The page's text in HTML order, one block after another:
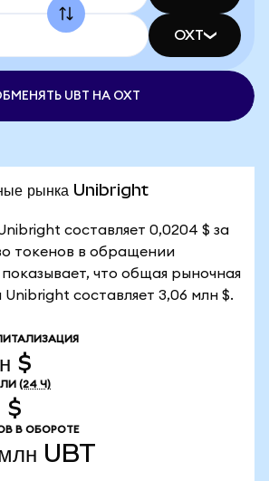
OXT
UBT НА OXT
рынка Unibright
составляет 0,0204 $ за
токенов в обращении
показывает, что общая рыночная
Unibright составляет 3,06 млн $.
$
(24 Ч)
$
В ОБОРОТЕ
UBT